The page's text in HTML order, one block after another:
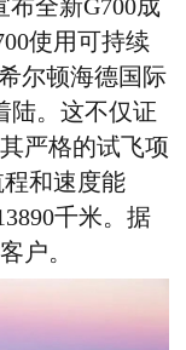
布全新G700成
使用可持续
尔顿海德国际
陆。这不仅证
严格的试飞项
程和速度能
千米。据
户。